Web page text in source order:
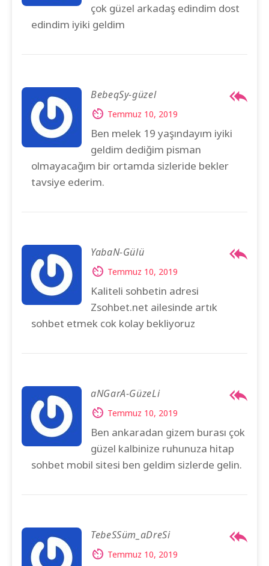
çok güzel arkadaş edindim dost
edindim iyiki geldim
BebeqSy-güzel
Temmuz 10, 2019
Ben melek 19 yaşındayım iyiki
geldim dediğim pisman
olmayacağım bir ortamda sizleride bekler
tavsiye ederim.
YabaN-Gülü
Temmuz 10, 2019
Kaliteli sohbetin adresi
Zsohbet.net ailesinde artık
sohbet etmek cok kolay bekliyoruz
aNGarA-GüzeLi
Temmuz 10, 2019
Ben ankaradan gizem burası çok
güzel kalbinize ruhunuza hitap
sohbet mobil sitesi ben geldim sizlerde gelin.
TebeSSüm_aDreSi
Temmuz 10, 2019